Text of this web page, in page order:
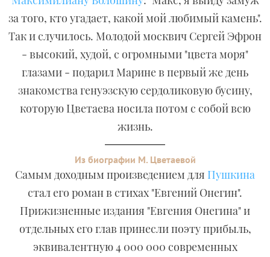
за того, кто угадает, какой мой любимый камень".
Так и случилось. Молодой москвич Сергей Эфрон
- высокий, худой, с огромными "цвета моря"
глазами - подарил Марине в первый же день
знакомства генуэзскую сердоликовую бусину,
которую Цветаева носила потом с собой всю
жизнь.
Из биографии М. Цветаевой
Самым доходным произведением для Пушкина
стал его роман в стихах "Евгений Онегин".
Прижизненные издания "Евгения Онегина" и
отдельных его глав принесли поэту прибыль,
эквивалентную 4 000 000 современных